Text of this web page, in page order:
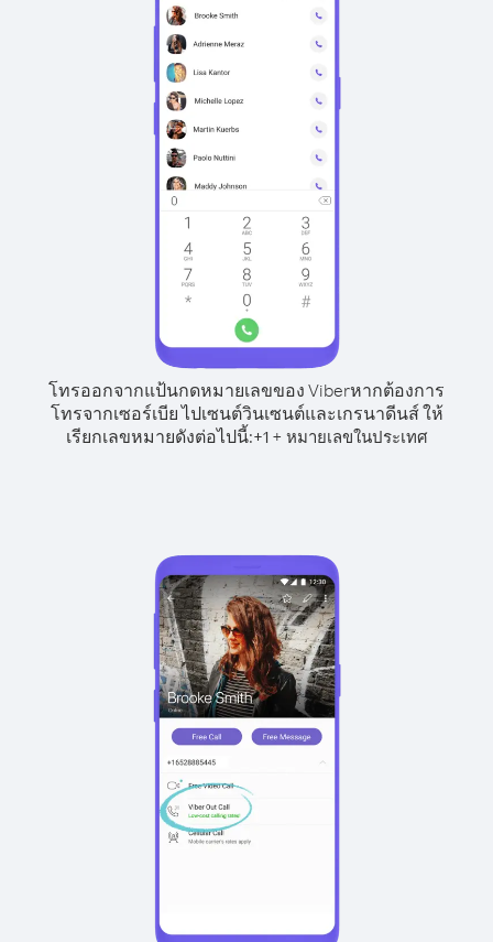
โทรออกจากแป้นกดหมายเลขของ Viberหากต้องการ
โทรจากเซอร์เบีย ไปเซนต์วินเซนต์และเกรนาดีนส์ ให้
เรียกเลขหมายดังต่อไปนี้:+1+ หมายเลขในประเทศ